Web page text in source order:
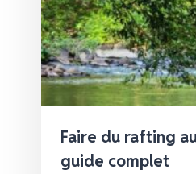
Faire du rafting
guide complet